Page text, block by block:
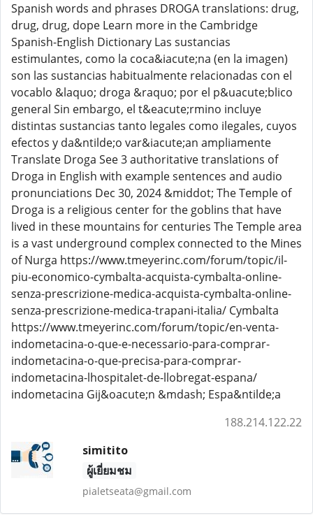
Spanish words and phrases DROGA translations: drug,
drug, drug, dope Learn more in the Cambridge
Spanish-English Dictionary Las sustancias
estimulantes, como la coca&iacute;na (en la imagen)
son las sustancias habitualmente relacionadas con el
vocablo &laquo; droga &raquo; por el p&uacute;blico
general Sin embargo, el t&eacute;rmino incluye
distintas sustancias tanto legales como ilegales, cuyos
efectos y da&ntilde;o var&iacute;an ampliamente
Translate Droga See 3 authoritative translations of
Droga in English with example sentences and audio
pronunciations Dec 30, 2024 &middot; The Temple of
Droga is a religious center for the goblins that have
lived in these mountains for centuries The Temple area
is a vast underground complex connected to the Mines
of Nurga https://www.tmeyerinc.com/forum/topic/il-
piu-economico-cymbalta-acquista-cymbalta-online-
senza-prescrizione-medica-acquista-cymbalta-online-
senza-prescrizione-medica-trapani-italia/ Cymbalta
https://www.tmeyerinc.com/forum/topic/en-venta-
indometacina-o-que-e-necessario-para-comprar-
indometacina-o-que-precisa-para-comprar-
indometacina-lhospitalet-de-llobregat-espana/
indometacina Gij&oacute;n &mdash; Espa&ntilde;a
188.214.122.22
simitito
ผู้เยี่ยมชม
pialetseata@gmail.com